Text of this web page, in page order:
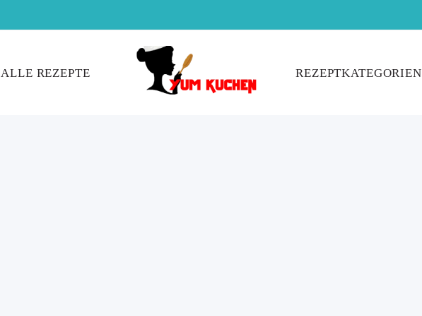
ALLE REZEPTE REZEPTKATEGORIEN